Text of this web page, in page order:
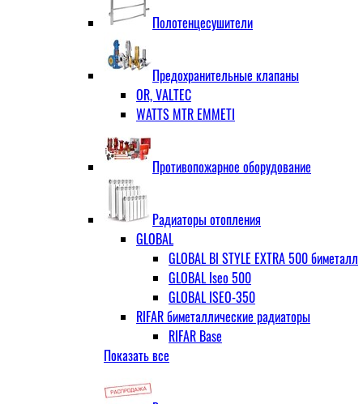
Удлинитель потока для радиатора
RD30 Корпус/диск - чугун РN16 (Тмакс
ЧАЗ (двухдисковые)
Полотенцесушители
Предохранительные клапаны
OR, VALTEC
WATTS MTR EMMETI
Противопожарное оборудование
Радиаторы отопления
GLOBAL
GLOBAL BI STYLE EXTRA 500 биметалл
GLOBAL Iseo 500
GLOBAL ISEO-350
RIFAR биметаллические радиаторы
RIFAR Base
Показать все